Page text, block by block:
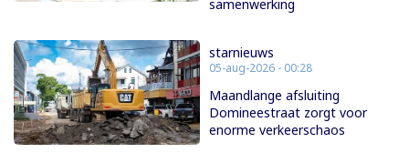
samenwerking
starnieuws
05-aug-2026 - 00:28
Maandlange afsluiting
Domineestraat zorgt voor
enorme verkeerschaos